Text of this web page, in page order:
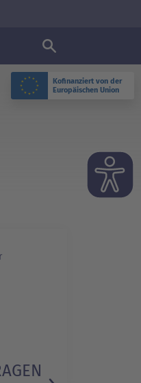
Kofinanziert von der
Europäischen Union